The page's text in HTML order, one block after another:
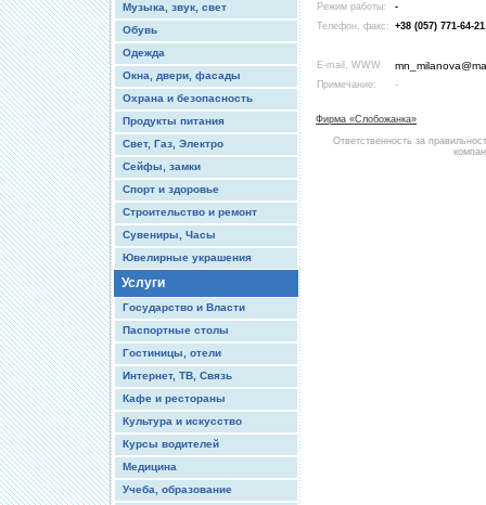
Музыка, звук, свет
Обувь
Одежда
Окна, двери, фасады
Охрана и безопасность
Продукты питания
Свет, Газ, Электро
Сейфы, замки
Спорт и здоровье
Строительство и ремонт
Сувениры, Часы
Ювелирные украшения
Услуги
Государство и Власти
Паспортные столы
Гостиницы, отели
Интернет, ТВ, Связь
Кафе и рестораны
Культура и искусство
Курсы водителей
Медицина
Учеба, образование
Режим работы:
-
Телефон, факс: +38 (057) 771-64-
E-mail, WWW
Примечание: -
Фирма «Слобожанка»
Ответственность за